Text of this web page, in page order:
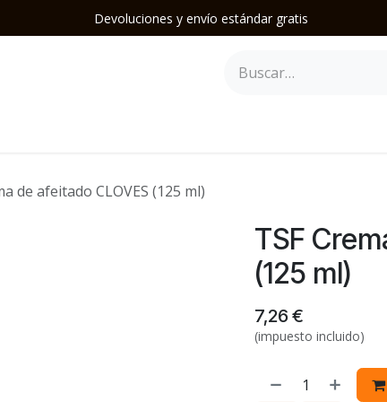
Devoluciones y envío estándar gratis
de afeitado CLOVES (125 ml)
TSF
(125 ml)
7,26 €
(impuesto incluido)